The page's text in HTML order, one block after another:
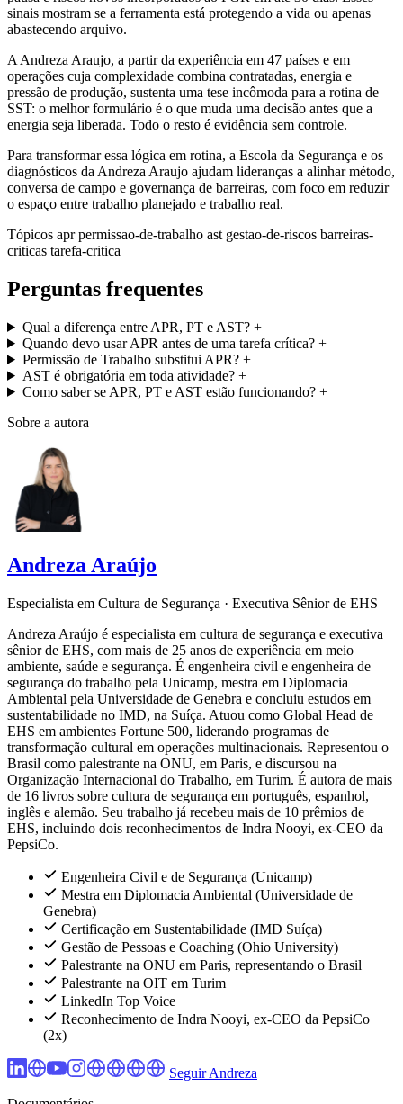
sinais mostram se a ferramenta está protegendo a vida ou apenas
abastecendo arquivo.
A Andreza Araujo, a partir da experiência em 47 países e em
operações cuja complexidade combina contratadas, energia e
pressão de produção, sustenta uma tese incômoda para a rotina de
SST: o melhor formulário é o que muda uma decisão antes que a
energia seja liberada. Todo o resto é evidência sem controle.
Para transformar essa lógica em rotina, a Escola da Segurança e os
diagnósticos da Andreza Araujo ajudam lideranças a alinhar método,
conversa de campo e governança de barreiras, com foco em reduzir
o espaço entre trabalho planejado e trabalho real.
Tópicos aprpermissao-de-trabalho ast gestao-de-riscos barreiras-
criticas tarefa-critica
Perguntas frequentes
Qual a diferença entre APR, PT e AST?+
Quando devo usar APR antes de uma tarefa crítica?+
Permissão de Trabalho substitui APR?+
AST é obrigatória em toda atividade?+
Como saber se APR, PT e AST estão funcionando?+
Sobre a autora
Andreza Araújo
Especialista em Cultura de Segurança · Executiva Sênior de EHS
Andreza Araújo é especialista em cultura de segurança e executiva
sênior de EHS, com mais de 25 anos de experiência em meio
ambiente, saúde e segurança. É engenheira civil e engenheira de
segurança do trabalho pela Unicamp, mestra em Diplomacia
Ambiental pela Universidade de Genebra e concluiu estudos em
sustentabilidade no IMD, na Suíça. Atuou como Global Head de
EHS em ambientes Fortune 500, liderando programas de
transformação cultural em operações multinacionais. Representou o
Brasil como palestrante na ONU, em Paris, e discursou na
Organização Internacional do Trabalho, em Turim. É autora de mais
de 16 livros sobre cultura de segurança em português, espanhol,
inglês e alemão. Seu trabalho já recebeu mais de 10 prêmios de
EHS, incluindo dois reconhecimentos de Indra Nooyi, ex-CEO da
PepsiCo.
Engenheira Civil e de Segurança (Unicamp)
Mestra em Diplomacia Ambiental (Universidade de
Genebra)
Certificação em Sustentabilidade (IMD Suíça)
Gestão de Pessoas e Coaching (Ohio University)
Palestrante na ONU em Paris, representando o Brasil
Palestrante na OIT em Turim
LinkedIn Top Voice
Reconhecimento de Indra Nooyi, ex-CEO da PepsiCo
(2x)
Seguir Andreza